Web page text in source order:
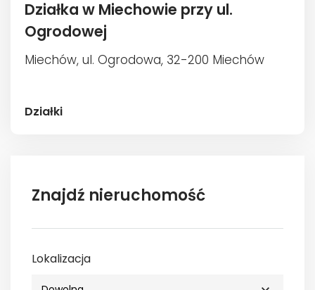
Działka w Miechowie przy ul.
Ogrodowej
Miechów, ul. Ogrodowa, 32-200 Miechów
Działki
Znajdź nieruchomość
Lokalizacja